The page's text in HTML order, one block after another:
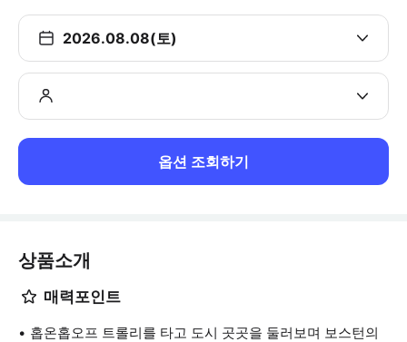
2026.08.08(토)
옵션 조회하기
상품소개
매력포인트
홉온홉오프 트롤리를 타고 도시 곳곳을 둘러보며 보스턴의